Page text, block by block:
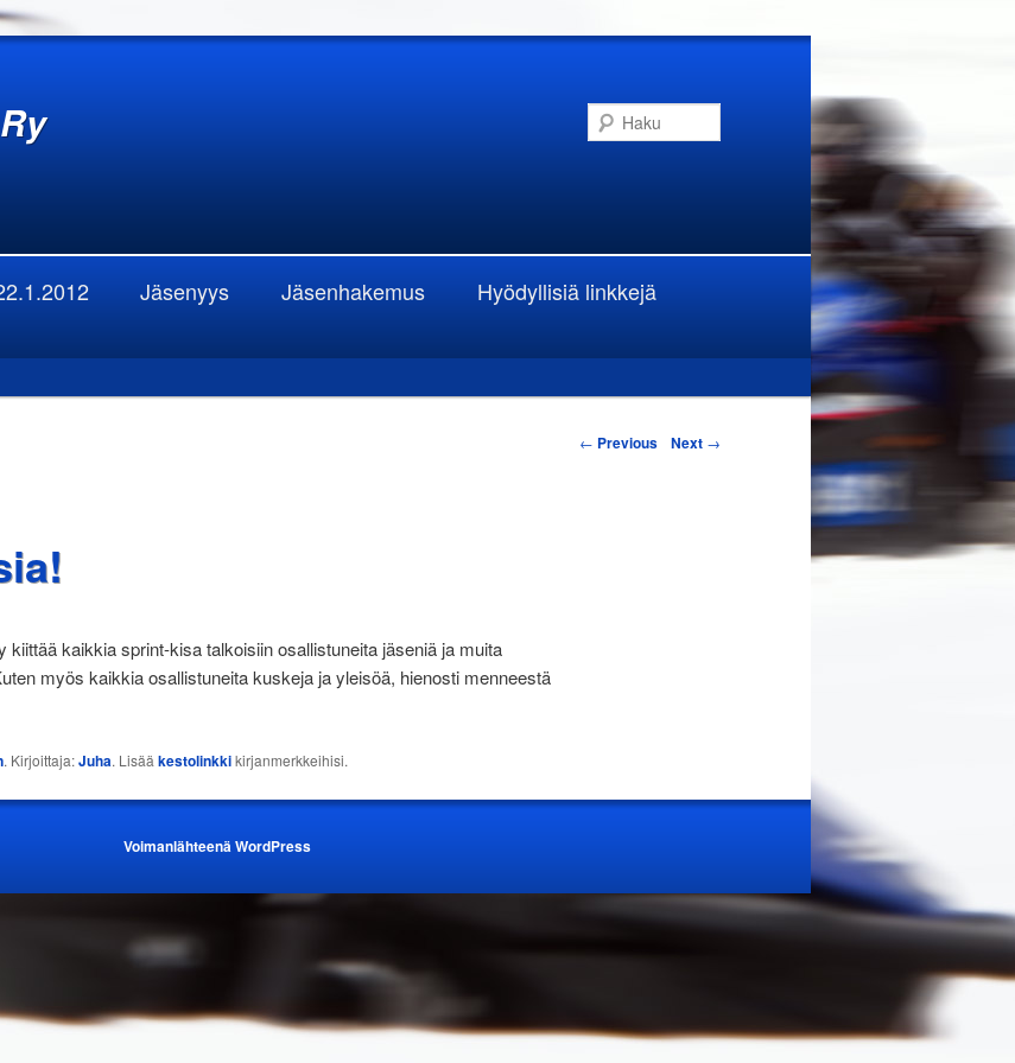
Jäsenyys Jäsenhakemus Hyödyllisiä linkkejä
← Previous Next →
kiittää kaikkia sprint-kisa talkoisiin osallistuneita jäseniä ja muita
myös kaikkia osallistuneita kuskeja ja yleisöä, hienosti menneestä
. Kirjoittaja:Juha. Lisää kestolinkkikirjanmerkkeihisi.
Voimanlähteenä WordPress